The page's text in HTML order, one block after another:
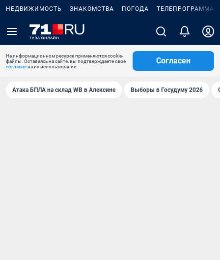
НЕДВИЖИМОСТЬ ЗНАКОМСТВА ПОГОДА ТЕЛЕПРОГРАММА
На информационном ресурсе применяются cookie-
файлы. Оставаясь на сайте, вы подтверждаете свое
согласиена их использование.
Согласен
Атака БПЛА на склад WB в Алексине Выборы в Госудуму 2026